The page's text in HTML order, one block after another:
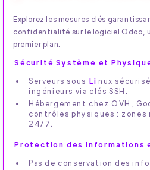
Explorez les mesures clés
confidentialité sur le logiciel Odoo,
premier plan.
Sécurité Système et
Serveurs sous Li nux
ingénieurs via clés SSH.
Hébergement chez OVH,
contrôles physiques :
24/7.
Protection des Informations
Pas de conservation des